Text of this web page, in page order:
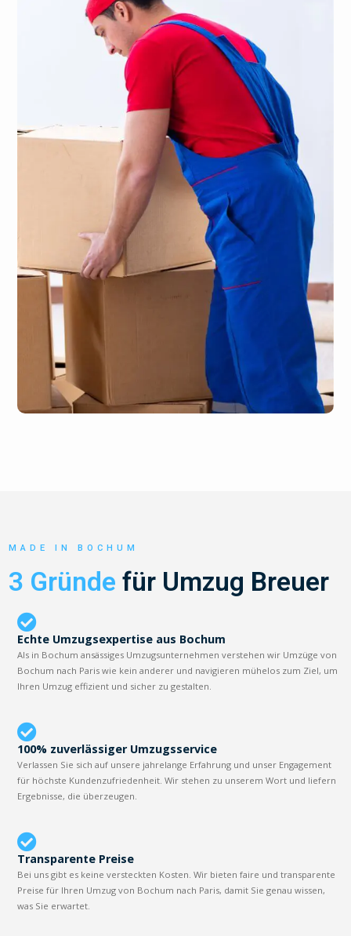
MADE IN BOCHUM
3 Gründe für Umzug Breuer
Echte Umzugsexpertise aus Bochum
Als in Bochum ansässiges Umzugsunternehmen verstehen wir Umzüge von
Bochum nach Paris wie kein anderer und navigieren mühelos zum Ziel, um
Ihren Umzug effizient und sicher zu gestalten.
100% zuverlässiger Umzugsservice
Verlassen Sie sich auf unsere jahrelange Erfahrung und unser Engagement
für höchste Kundenzufriedenheit. Wir stehen zu unserem Wort und liefern
Ergebnisse, die überzeugen.
Transparente Preise
Bei uns gibt es keine versteckten Kosten. Wir bieten faire und transparente
Preise für Ihren Umzug von Bochum nach Paris, damit Sie genau wissen,
was Sie erwartet.